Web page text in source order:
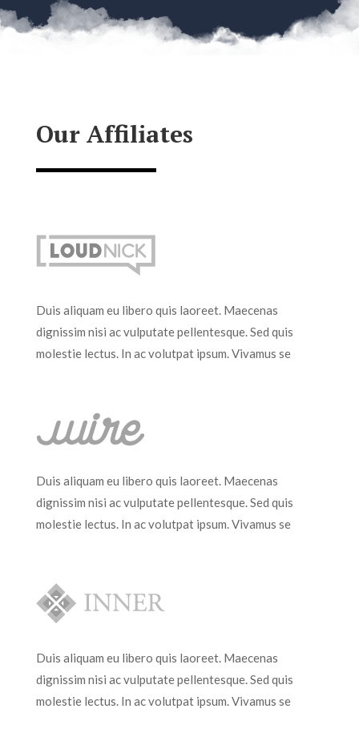
Our Affiliates
Duis aliquam eu libero quis laoreet. Maecenas
dignissim nisi ac vulputate pellentesque. Sed quis
molestie lectus. In ac volutpat ipsum. Vivamus se
Duis aliquam eu libero quis laoreet. Maecenas
dignissim nisi ac vulputate pellentesque. Sed quis
molestie lectus. In ac volutpat ipsum. Vivamus se
Duis aliquam eu libero quis laoreet. Maecenas
dignissim nisi ac vulputate pellentesque. Sed quis
molestie lectus. In ac volutpat ipsum. Vivamus se